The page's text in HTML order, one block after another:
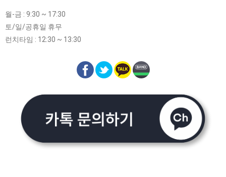
월-금 : 9:30 ~ 17:30
토/일/공휴일 휴무
런치타임 : 12:30 ~ 13:30